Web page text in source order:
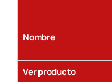
Nombre
Ver producto